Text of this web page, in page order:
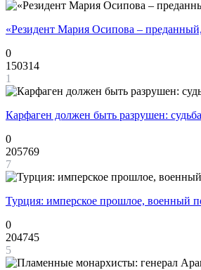
«Резидент Мария Осипова –
0
150314
1
Карфаген должен быть разрушен:
0
205769
7
Турция: имперское прошлое, военный
0
204745
5